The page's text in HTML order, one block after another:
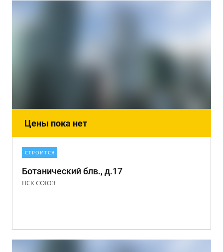
Цены пока нет
СТРОИТСЯ
Ботанический блв., д.17
ПСК СОЮЗ